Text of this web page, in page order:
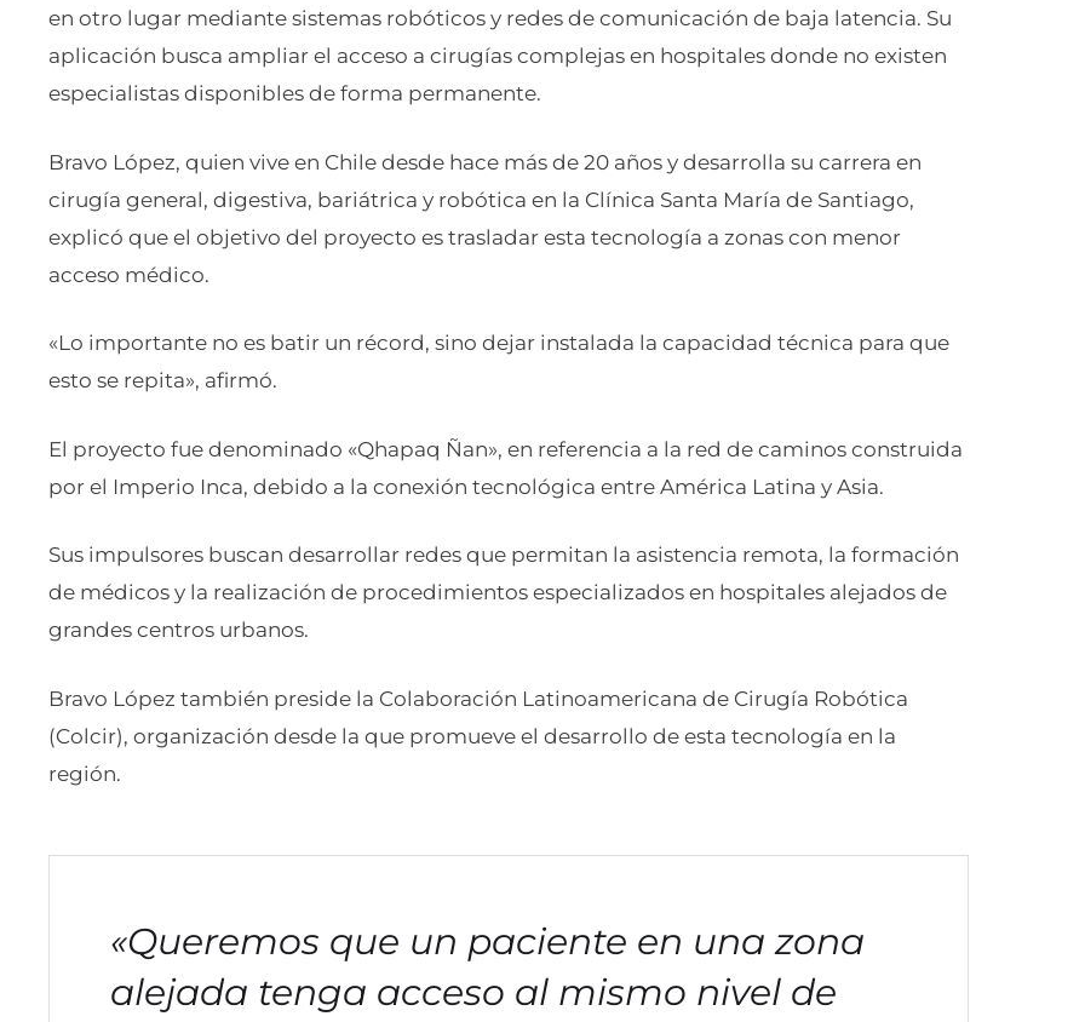
en otro lugar mediante sistemas robóticos y redes de comunicación de baja latencia. Su
aplicación busca ampliar el acceso a cirugías complejas en hospitales donde no existen
especialistas disponibles de forma permanente.
Bravo López, quien vive en Chile desde hace más de 20 años y desarrolla su carrera en
cirugía general, digestiva, bariátrica y robótica en la Clínica Santa María de Santiago,
explicó que el objetivo del proyecto es trasladar esta tecnología a zonas con menor
acceso médico.
«Lo importante no es batir un récord, sino dejar instalada la capacidad técnica para que
esto se repita», afirmó.
El proyecto fue denominado «Qhapaq Ñan», en referencia a la red de caminos construida
por el Imperio Inca, debido a la conexión tecnológica entre América Latina y Asia.
Sus impulsores buscan desarrollar redes que permitan la asistencia remota, la formación
de médicos y la realización de procedimientos especializados en hospitales alejados de
grandes centros urbanos.
Bravo López también preside la Colaboración Latinoamericana de Cirugía Robótica
(Colcir), organización desde la que promueve el desarrollo de esta tecnología en la
región.
«Queremos que un paciente en una zona
alejada tenga acceso al mismo nivel de